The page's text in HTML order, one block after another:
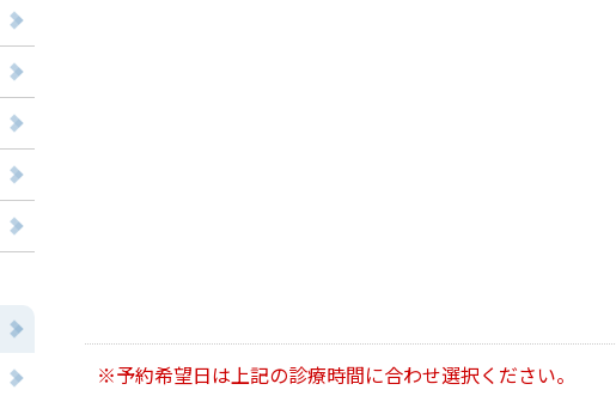
※予約希望日は上記の診療時間に合わせ選択ください。